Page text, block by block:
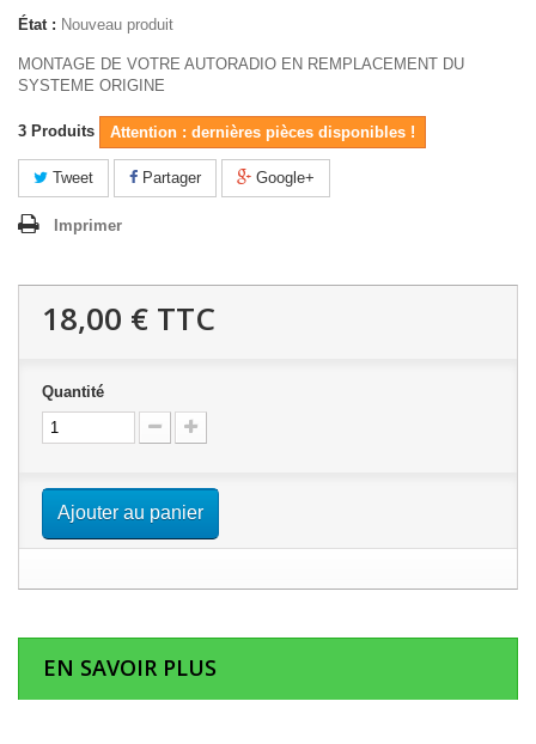
État : Nouveau produit
MONTAGE DE VOTRE AUTORADIO EN REMPLACEMENT DU
SYSTEME ORIGINE
3 Produits Attention : dernières pièces disponibles !
Tweet Partager Google+
Imprimer
18,00 € TTC
Quantité
Ajouter au panier
EN SAVOIR PLUS